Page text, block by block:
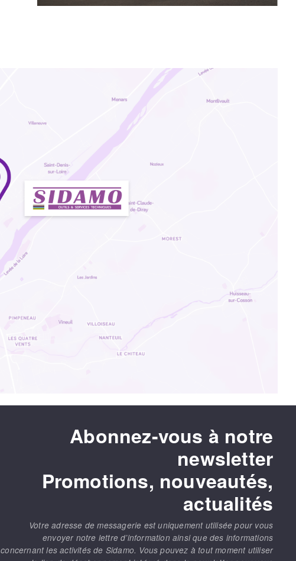
Abonnez-vous à notre
newsletter
Promotions, nouveautés,
actualités
Votre adresse de messagerie est uniquement utilisée pour vous
envoyer notre lettre d’information ainsi que des informations
concernant les activités de Sidamo. Vous pouvez à tout moment utiliser